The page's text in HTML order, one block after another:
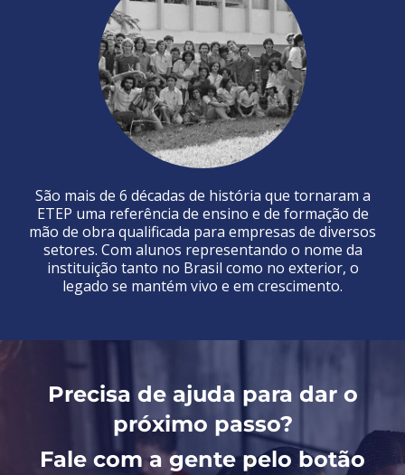
São mais de 6 décadas de história que tornaram a
ETEP uma referência de ensino e de formação de
mão de obra qualificada para empresas de diversos
setores. Com alunos representando o nome da
instituição tanto no Brasil como no exterior, o
legado se mantém vivo e em crescimento.
Precisa de ajuda para dar o
próximo passo?
Fale com a gente pelo botão